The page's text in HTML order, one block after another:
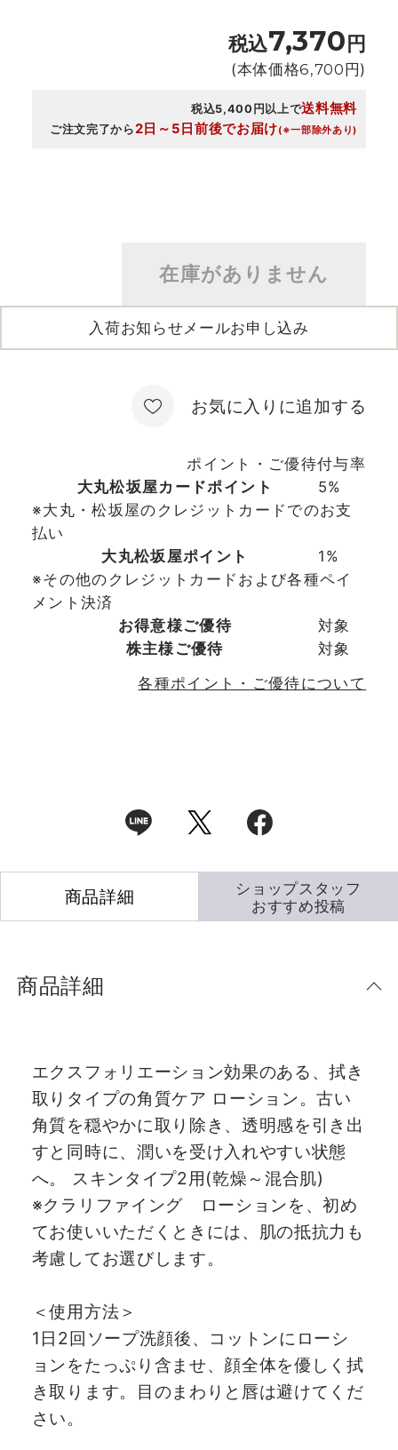
税込7,370 円
(本体価格6,700 円)
税込5,400円以上で送料無料
ご注文完了から2日～5日前後でお届け(※一部除外あり)
入荷お知らせメールお申し込み
在庫がありません
お気に入りに追加する
ポイント・ご優待付与率
大丸松坂屋カードポイント
5%
※大丸・松坂屋のクレジットカードでのお支
払い
大丸松坂屋ポイント
1%
※その他のクレジットカードおよび各種ペイ
メント決済
お得意様ご優待
対象
株主様ご優待
対象
各種ポイント・ご優待について
商品詳細
商品詳細
エクスフォリエーション効果のある、拭き
取りタイプの角質ケア ローション。古い
角質を穏やかに取り除き、透明感を引き出
すと同時に、潤いを受け入れやすい状態
へ。 スキンタイプ2用(乾燥～混合肌)
※クラリファイング ローションを、初め
てお使いいただくときには、肌の抵抗力も
考慮してお選びします。
＜使用方法＞
1日2回ソープ洗顔後、コットンにローシ
ョンをたっぷり含ませ、顔全体を優しく拭
き取ります。目のまわりと唇は避けてくだ
さい。
ショップスタッフ
おすすめ投稿